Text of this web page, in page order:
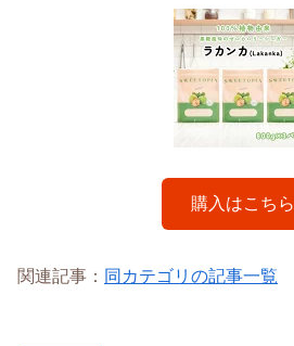
購入はこちら
関連記事： 同カテゴリの記事一覧